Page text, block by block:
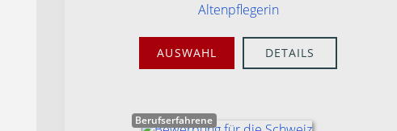
Altenpflegerin
AUSWAHL DETAILS
Berufserfahrene